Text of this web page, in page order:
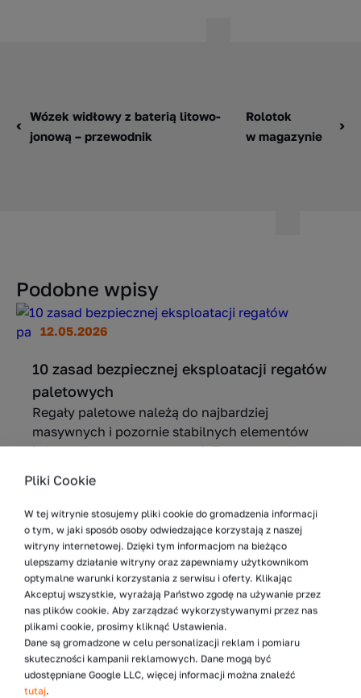
Wózek widłowy z baterią litowo-
jonową – przewodnik
Rolotok
w magazynie
Podobne wpisy
12.05.2026
10 zasad bezpiecznej eksploatacji regałów
paletowych
Regały paletowe należą do najbardziej
masywnych i pozornie stabilnych elementów
infrastruktury magazynowej. Z tego powodu
względem ryzyka. Projektuje...
Więcej
7.05.2026
5 sposobów na zwiększenie liczby
składowanych palet w magazynie
Zwiększenie liczby palet w magazynie jest
Pliki Cookie
W tej witrynie stosujemy pliki cookie do gromadzenia informacji
o tym, w jaki sposób osoby odwiedzające korzystają z naszej
witryny internetowej. Dzięki tym informacjom na bieżąco
ulepszamy działanie witryny oraz zapewniamy użytkownikom
optymalne warunki korzystania z serwisu i oferty. Klikając
Akceptuj wszystkie, wyrażają Państwo zgodę na używanie przez
nas plików cookie. Aby zarządzać wykorzystywanymi przez nas
plikami cookie, prosimy kliknąć Ustawienia.
Dane są gromadzone w celu personalizacji reklam i pomiaru
skuteczności kampanii reklamowych. Dane mogą być
udostępniane Google LLC, więcej informacji można znaleźć
tutaj.